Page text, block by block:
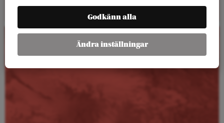
Kalender
Godkänn alla
Ändra inställningar